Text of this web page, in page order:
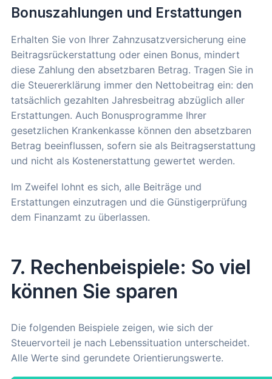
Bonuszahlungen und Erstattungen
Erhalten Sie von Ihrer Zahnzusatzversicherung eine
Beitragsrückerstattung oder einen Bonus, mindert
diese Zahlung den absetzbaren Betrag. Tragen Sie in
die Steuererklärung immer den Nettobeitrag ein: den
tatsächlich gezahlten Jahresbeitrag abzüglich aller
Erstattungen. Auch Bonusprogramme Ihrer
gesetzlichen Krankenkasse können den absetzbaren
Betrag beeinflussen, sofern sie als Beitragserstattung
und nicht als Kostenerstattung gewertet werden.
Im Zweifel lohnt es sich, alle Beiträge und
Erstattungen einzutragen und die Günstigerprüfung
dem Finanzamt zu überlassen.
7. Rechenbeispiele: So viel
können Sie sparen
Die folgenden Beispiele zeigen, wie sich der
Steuervorteil je nach Lebenssituation unterscheidet.
Alle Werte sind gerundete Orientierungswerte.